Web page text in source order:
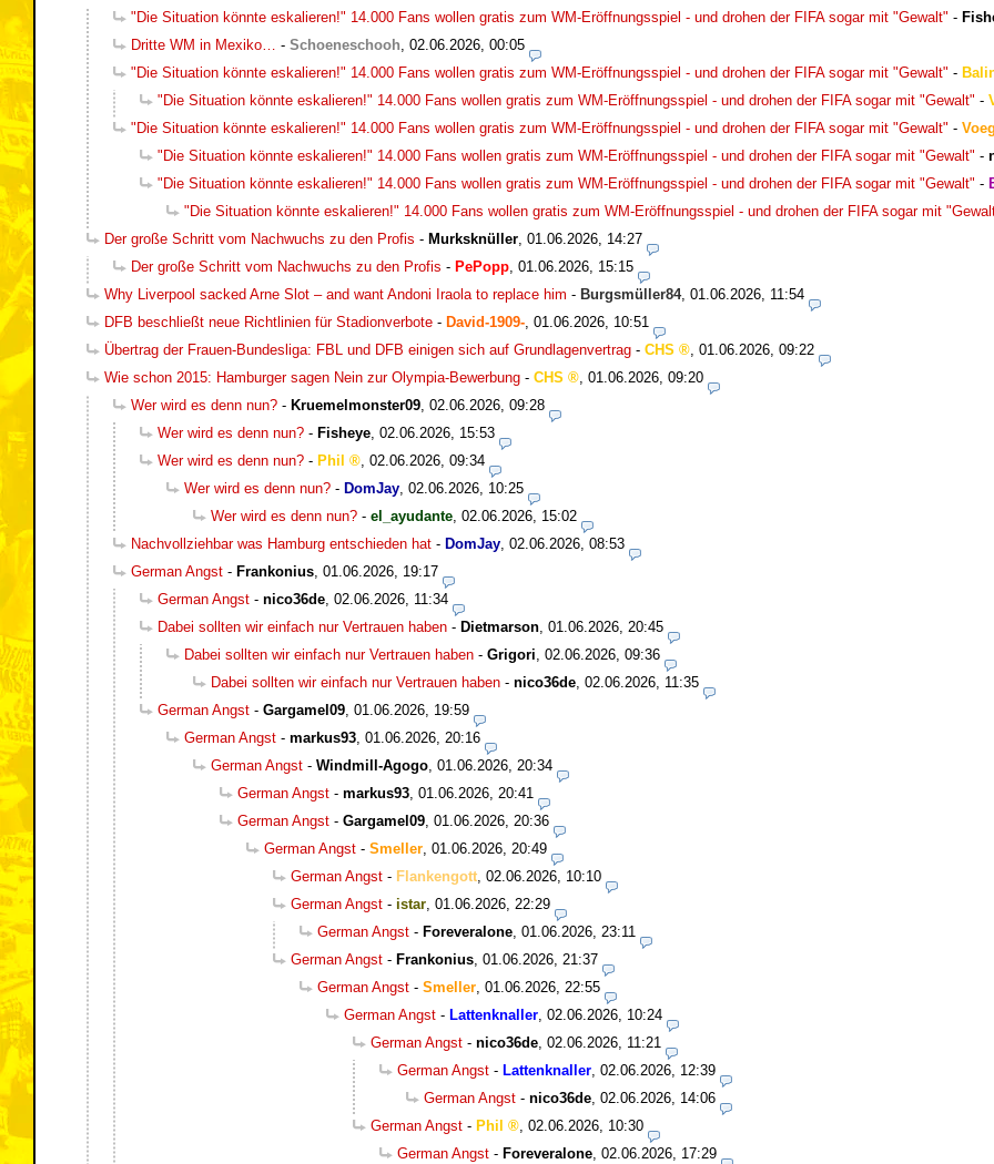
"Die Situation könnte eskalieren!" 14.000 Fans wollen gratis zum WM-Eröffnungsspiel - und drohen der FIFA sogar mit "Gewalt" -
Dritte WM in Mexiko… - Schoeneschooh, 02.06.2026, 00:05
"Die Situation könnte eskalieren!" 14.000 Fans wollen gratis zum WM-Eröffnungsspiel - und drohen der FIFA sogar mit "Gewalt" -
"Die Situation könnte eskalieren!" 14.000 Fans wollen gratis zum WM-Eröffnungsspiel - und drohen der FIFA sogar mit "Gewalt" -
"Die Situation könnte eskalieren!" 14.000 Fans wollen gratis zum WM-Eröffnungsspiel - und drohen der FIFA sogar mit "Gewalt" -
"Die Situation könnte eskalieren!" 14.000 Fans wollen gratis zum WM-Eröffnungsspiel - und drohen der FIFA sogar mit "Gewalt" -
"Die Situation könnte eskalieren!" 14.000 Fans wollen gratis zum WM-Eröffnungsspiel - und drohen der FIFA sogar mit "Gewalt" -
"Die Situation könnte eskalieren!" 14.000 Fans wollen gratis zum WM-Eröffnungsspiel - und drohen der FIFA sogar mit
Der große Schritt vom Nachwuchs zu den Profis - Murksknüller, 01.06.2026, 14:27
Der große Schritt vom Nachwuchs zu den Profis - PePopp, 01.06.2026, 15:15
Why Liverpool sacked Arne Slot – and want Andoni Iraola to replace him - Burgsmüller84, 01.06.2026, 11:54
DFB beschließt neue Richtlinien für Stadionverbote - David-1909-, 01.06.2026, 10:51
Übertrag der Frauen-Bundesliga: FBL und DFB einigen sich auf Grundlagenvertrag - CHS , 01.06.2026, 09:22
Wie schon 2015: Hamburger sagen Nein zur Olympia-Bewerbung - CHS , 01.06.2026, 09:20
Wer wird es denn nun? - Kruemelmonster09, 02.06.2026, 09:28
Wer wird es denn nun? - Fisheye, 02.06.2026, 15:53
Wer wird es denn nun? - Phil , 02.06.2026, 09:34
Wer wird es denn nun? - DomJay, 02.06.2026, 10:25
Wer wird es denn nun? - el_ayudante, 02.06.2026, 15:02
Nachvollziehbar was Hamburg entschieden hat - DomJay, 02.06.2026, 08:53
German Angst - Frankonius, 01.06.2026, 19:17
German Angst - nico36de, 02.06.2026, 11:34
Dabei sollten wir einfach nur Vertrauen haben - Dietmarson, 01.06.2026, 20:45
Dabei sollten wir einfach nur Vertrauen haben - Grigori, 02.06.2026, 09:36
Dabei sollten wir einfach nur Vertrauen haben - nico36de, 02.06.2026, 11:35
German Angst - Gargamel09, 01.06.2026, 19:59
German Angst - markus93, 01.06.2026, 20:16
German Angst - Windmill-Agogo, 01.06.2026, 20:34
German Angst - markus93, 01.06.2026, 20:41
German Angst - Gargamel09, 01.06.2026, 20:36
German Angst - Smeller, 01.06.2026, 20:49
German Angst - Flankengott, 02.06.2026, 10:10
German Angst - istar, 01.06.2026, 22:29
German Angst - Foreveralone, 01.06.2026, 23:11
German Angst - Frankonius, 01.06.2026, 21:37
German Angst - Smeller, 01.06.2026, 22:55
German Angst - Lattenknaller, 02.06.2026, 10:24
German Angst - nico36de, 02.06.2026, 11:21
German Angst - Lattenknaller, 02.06.2026, 12:39
German Angst - nico36de, 02.06.2026, 14:06
German Angst - Phil , 02.06.2026, 10:30
German Angst - Foreveralone, 02.06.2026, 17:29